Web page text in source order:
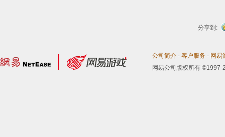
分享到:
公司简介 - 客户服务 - 网易
网易公司版权所有